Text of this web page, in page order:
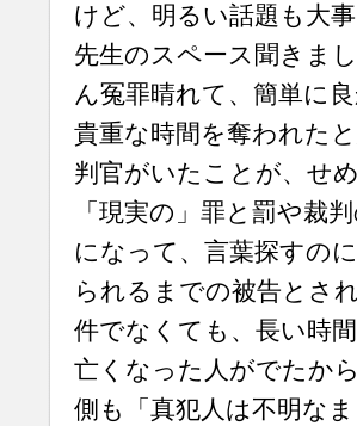
けど、明るい話題も大
先生のスペース聞きま
ん冤罪晴れて、簡単に
貴重な時間を奪われた
判官がいたことが、せ
「現実の」罪と罰や裁
になって、言葉探すの
られるまでの被告とさ
件でなくても、長い時
亡くなった人がでたか
側も「真犯人は不明な